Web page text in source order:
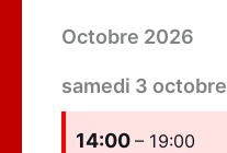
Octobre 2026
samedi 3 octobre
14:00 – 19:00